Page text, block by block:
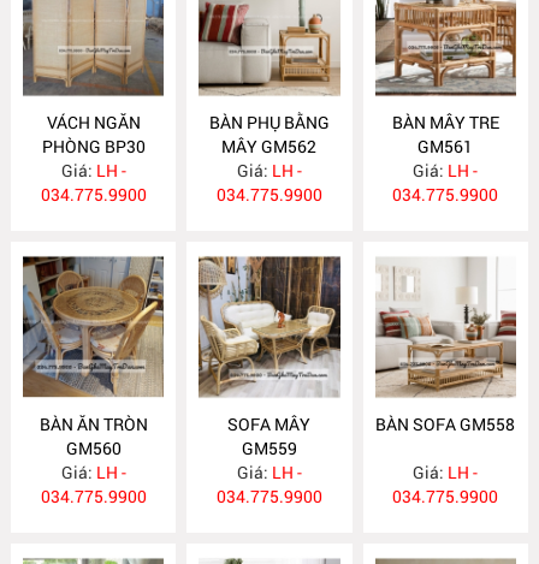
VÁCH NGĂN
PHÒNG BP30
Giá: LH -
034.775.9900
BÀN PHỤ BẰNG
MÂY GM562
Giá: LH -
034.775.9900
BÀN MÂY TRE
GM561
Giá: LH -
034.775.9900
BÀN ĂN TRÒN
GM560
Giá: LH -
034.775.9900
SOFA MÂY
GM559
Giá: LH -
034.775.9900
BÀN SOFA GM558
Giá: LH -
034.775.9900